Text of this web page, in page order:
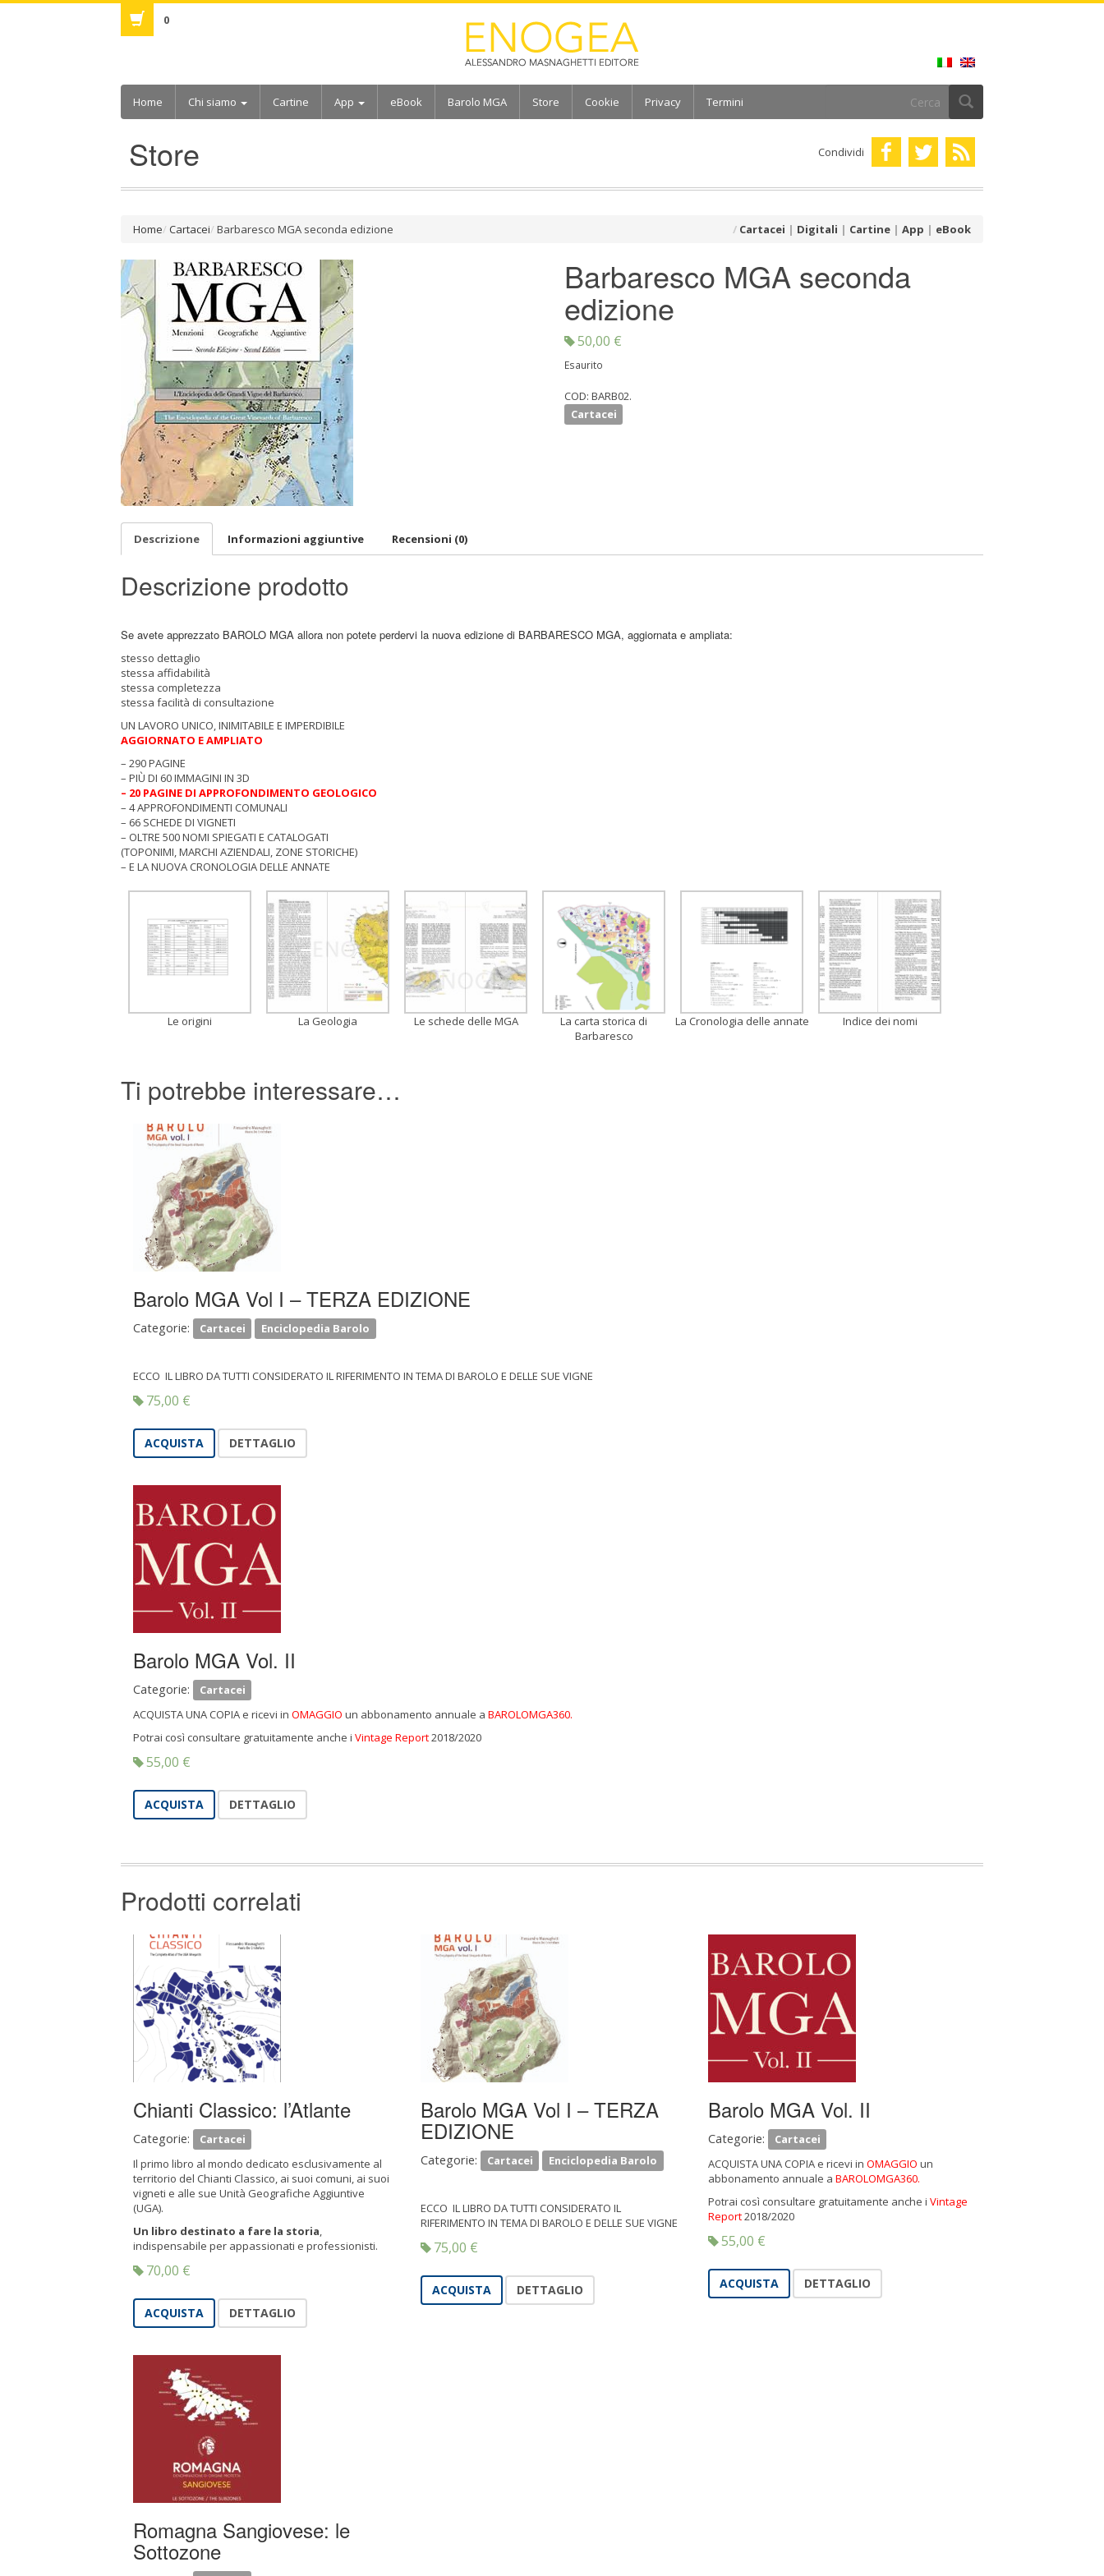
0
Home Chi siamo Cartine App eBook Barolo MGA Store Cookie Privacy Termini
Condividi
Store
Home Cartacei Barbaresco MGA seconda edizione Cartacei | Digitali | Cartine | App | eBook
Barbaresco MGA seconda
edizione
50,00 €
Esaurito
COD: BARB02.
Cartacei
Descrizione Informazioni aggiuntive Recensioni (0)
Descrizione prodotto
Se avete apprezzato BAROLO MGA allora non potete perdervi la nuova edizione di BARBARESCO MGA, aggiornata e ampliata:
stesso dettaglio
stessa affidabilità
stessa completezza
stessa facilità di consultazione
UN LAVORO UNICO, INIMITABILE E IMPERDIBILE
AGGIORNATO E AMPLIATO
– 290 PAGINE
– PIÙ DI 60 IMMAGINI IN 3D
– 20 PAGINE DI APPROFONDIMENTO GEOLOGICO
– 4 APPROFONDIMENTI COMUNALI
– 66 SCHEDE DI VIGNETI
– OLTRE 500 NOMI SPIEGATI E CATALOGATI
(TOPONIMI, MARCHI AZIENDALI, ZONE STORICHE)
– E LA NUOVA CRONOLOGIA DELLE ANNATE
Le origini La Geologia Le schede delle MGA
La carta storica di
Barbaresco
La Cronologia delle annate Indice dei nomi
Ti potrebbe interessare…
Barolo MGA Vol I – TERZA EDIZIONE
Categorie: Cartacei Enciclopedia Barolo
ECCO IL LIBRO DA TUTTI CONSIDERATO IL RIFERIMENTO IN TEMA DI BAROLO E DELLE SUE VIGNE
75,00 €
ACQUISTA DETTAGLIO
Barolo MGA Vol. II
Categorie:
Cartacei
ACQUISTA UNA COPIA e ricevi in OMAGGIO un abbonamento annuale a BAROLOMGA360.
Potrai così consultare gratuitamente anche i Vintage Report2018/2020
55,00 €
ACQUISTA DETTAGLIO
Prodotti correlati
Chianti Classico: l’Atlante
Categorie:
Cartacei
Il primo libro al mondo dedicato esclusivamente al
territorio del Chianti Classico, ai suoi comuni, ai suoi
vigneti e alle sue Unità Geografiche Aggiuntive
(UGA).
Un libro destinato a fare la storia,
indispensabile per appassionati e professionisti.
70,00 €
ACQUISTA DETTAGLIO
Barolo MGA Vol I – TERZA
EDIZIONE
Categorie: Cartacei Enciclopedia Barolo
ECCO IL LIBRO DA TUTTI CONSIDERATO IL
RIFERIMENTO IN TEMA DI BAROLO E DELLE SUE VIGNE
75,00 €
ACQUISTA DETTAGLIO
Barolo MGA Vol. II
Categorie:
Cartacei
ACQUISTA UNA COPIA e ricevi in OMAGGIO un
abbonamento annuale a BAROLOMGA360.
Potrai così consultare gratuitamente anche i Vintage
Report2018/2020
55,00 €
ACQUISTA DETTAGLIO
Romagna Sangiovese: le
Sottozone